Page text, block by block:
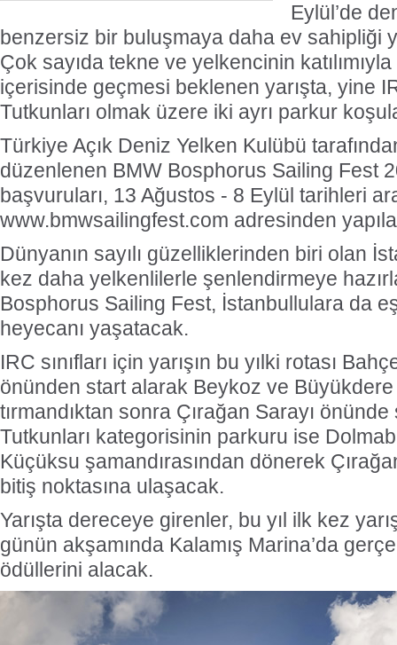
Eylül’de
benzersiz bir buluşmaya daha ev sahipliği
Çok sayıda tekne ve yelkencinin
içerisinde geçmesi beklenen yarışta, yine
Tutkunları olmak üzere iki ayrı parkur
Türkiye Açık Deniz Yelken Kulübü
düzenlenen BMW Bosphorus Sailing Fest
başvuruları, 13 Ağustos - 8 Eylül tarihleri
www.bmwsailingfest.com adresinden
Dünyanın sayılı güzelliklerinden biri olan
kez daha yelkenlilerle şenlendirmeye
Bosphorus Sailing Fest, İstanbullulara da
heyecanı yaşatacak.
IRC sınıfları için yarışın bu yılki rotası
önünden start alarak Beykoz ve Büyükdere
tırmandıktan sonra Çırağan Sarayı
Tutkunları kategorisinin parkuru ise
Küçüksu şamandırasından dönerek
bitiş noktasına ulaşacak.
Yarışta dereceye girenler, bu yıl ilk kez
günün akşamında Kalamış Marina’da
ödüllerini alacak.